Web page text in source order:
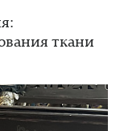
ткани